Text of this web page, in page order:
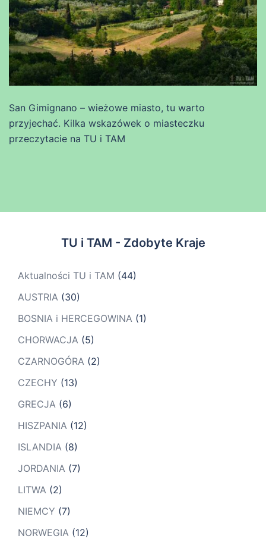
San Gimignano – wieżowe miasto, tu warto
przyjechać. Kilka wskazówek o miasteczku
przeczytacie na TU i TAM
TU i TAM - Zdobyte Kraje
Aktualności TU i TAM (44)
AUSTRIA (30)
BOSNIA i HERCEGOWINA (1)
CHORWACJA (5)
CZARNOGÓRA (2)
CZECHY (13)
GRECJA (6)
HISZPANIA (12)
ISLANDIA (8)
JORDANIA (7)
LITWA (2)
NIEMCY (7)
NORWEGIA (12)